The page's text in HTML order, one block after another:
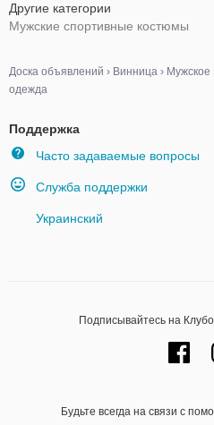
Другие категории
Мужские спортивные костюмы
Доска объявлений › Винница › Мужское
одежда
Поддержка
Часто задаваемые вопросы
Служба поддержки
Украинский
Подписывайтесь на
Будьте всегда на связи с